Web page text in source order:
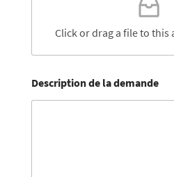
Click or drag a file to this
Description de la demande